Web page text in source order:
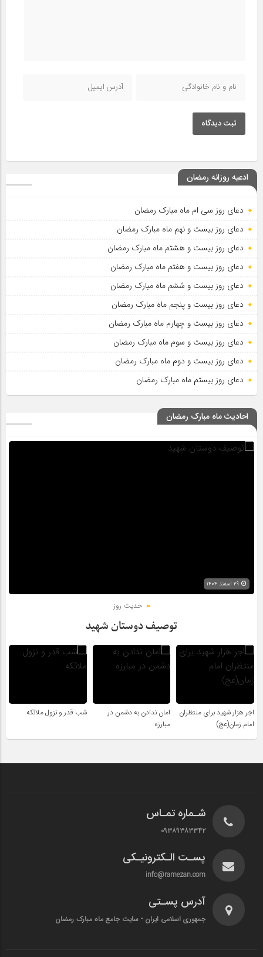
ثبت دیدگاه
ادعیه روزانه رمضان
دعای روز سی ام ماه مبارک رمضان
دعای روز بیست و نهم ماه مبارک رمضان
دعای روز بیست و هشتم ماه مبارک رمضان
دعای روز بیست و هفتم ماه مبارک رمضان
دعای روز بیست و ششم ماه مبارک رمضان
دعای روز بیست و پنجم ماه مبارک رمضان
دعای روز بیست و چهارم ماه مبارک رمضان
دعای روز بیست و سوم ماه مبارک رمضان
دعای روز بیست و دوم ماه مبارک رمضان
دعای روز بیستم ماه مبارک رمضان
احادیث ماه مبارک رمضان
حدیث روز
توصیف دوستان شهید
اجر هزار شهید برای منتظران
امام زمان(عج)
امان ندادن به دشمن در
مبارزه
شب قدر و نزول ملائکه
شـماره تمـاس
۰۹۳۸۹۳۸۳۳۴۲
پسـت الـکترونیـکی
info@ramezan.com
آدرس پسـتی
جمهوری اسلامی ایران - سایت جامع ماه مبارک رمضان